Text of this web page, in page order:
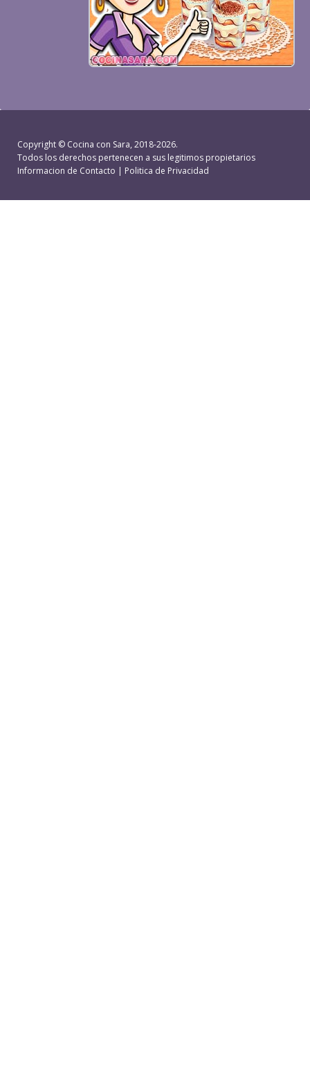
Copyright © Cocina con Sara, 2018-2026.
Todos los derechos pertenecen a sus legitimos propietarios
Informacion de Contacto | Politica de Privacidad